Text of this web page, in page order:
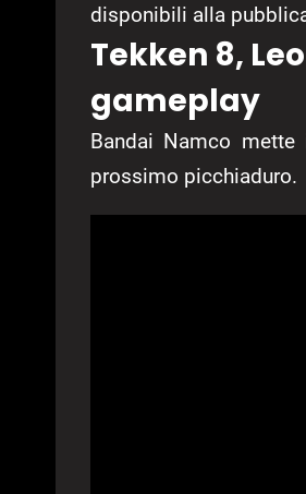
disponibili alla
Tekken 8,
gameplay
Bandai Namco
prossimo picchiaduro.